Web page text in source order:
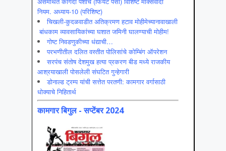
नियम. अध्याय-10 (परिशिष्ट)
चिखली-कुदळवाडीत अतिक्रमण हटाव मोहीमेच्यानावाखाली
बांधकाम व्यावसायिकांच्या घशात जमिनी घालण्याची मोहीम!
गोष्ट निवडणुकीच्या धंद्याची…
परभणीतील दलित वस्तीत पोलिसांचे कोम्बिंग ऑपरेशन
सरपंच संतोष देशमुख हत्या प्रकरण बीड मध्ये राजकीय
आश्रयाखाली पोसलेली संघटित गुन्हेगारी
डोनाल्ड ट्रम्प यांची सत्तेत परतणी: कामगार वर्गासाठी
धोक्याचे निहितार्थ
कामगार बिगुल - सप्टेंबर 2024